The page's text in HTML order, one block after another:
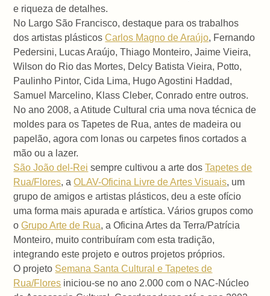
e riqueza de detalhes.
No Largo São Francisco, destaque para os trabalhos
dos artistas plásticosCarlos Magno de Araújo, Fernando
Pedersini, Lucas Araújo, Thiago Monteiro, Jaime Vieira,
Wilson do Rio das Mortes, Delcy Batista Vieira, Potto,
Paulinho Pintor, Cida Lima, Hugo Agostini Haddad,
Samuel Marcelino, Klass Cleber, Conrado entre outros.
No ano 2008, a Atitude Cultural cria uma nova técnica de
moldes para os Tapetes de Rua, antes de madeira ou
papelão, agora com lonas ou carpetes finos cortados a
mão ou a lazer.
São João del-Rei sempre cultivou a arte dosTapetes de
Rua/Flores, aOLAV-Oficina Livre de Artes Visuais, um
grupo de amigos e artistas plásticos, deu a este ofício
uma forma mais apurada e artística. Vários grupos como
oGrupo Arte de Rua, a Oficina Artes da Terra/Patrícia
Monteiro, muito contribuíram com esta tradição,
integrando este projeto e outros projetos próprios.
O projeto Semana Santa Cultural e Tapetes de
Rua/Flores iniciou-se no ano 2.000 com o NAC-Núcleo